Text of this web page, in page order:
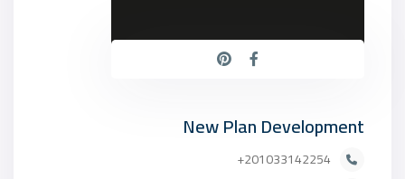
New Plan Development
201033142254+